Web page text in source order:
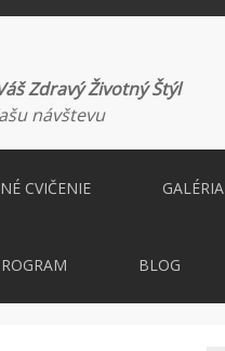
Zdravý Životný Štýl
návštevu
CVIČENIE GALÉRIA
BLOG